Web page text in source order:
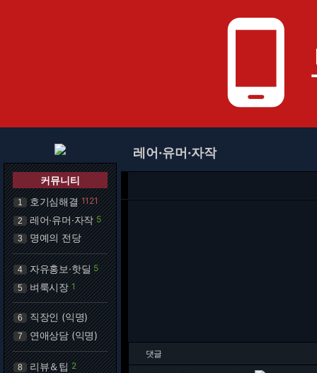
phone_android
커뮤니티
1 호기심해결 1121
2 레어·유머·자작 5
3 명예의 전당
4 자유홍보·핫딜 5
5 벼룩시장 1
6 직장인 (익명)
7 연애상담 (익명)
8 리뷰＆팁 2
레어·유머·자작
댓글